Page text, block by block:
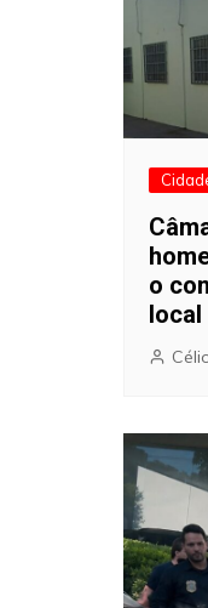
o
local